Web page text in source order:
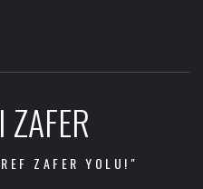
ZAFER YOLU!"